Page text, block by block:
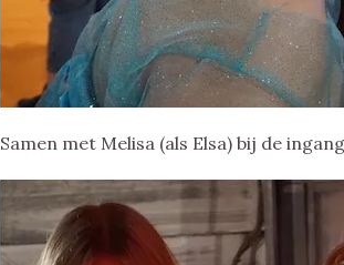
Samen met Melisa (als Elsa) bij de